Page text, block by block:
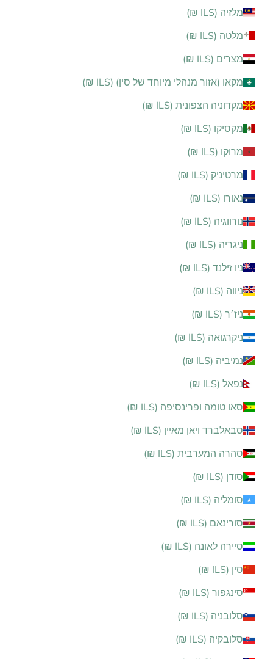
מלזיה (ILS ₪)
מלטה (ILS ₪)
מצרים (ILS ₪)
מקאו (אזור מנהלי מיוחד של סין) (ILS ₪)
מקדוניה הצפונית (ILS ₪)
מקסיקו (ILS ₪)
מרוקו (ILS ₪)
מרטיניק (ILS ₪)
נאורו (ILS ₪)
נורווגיה (ILS ₪)
ניגריה (ILS ₪)
ניו זילנד (ILS ₪)
ניווה (ILS ₪)
ניז׳ר (ILS ₪)
ניקרגואה (ILS ₪)
נמיביה (ILS ₪)
נפאל (ILS ₪)
סאו טומה ופרינסיפה (ILS ₪)
סבאלברד ויאן מאיין (ILS ₪)
סהרה המערבית (ILS ₪)
סודן (ILS ₪)
סומליה (ILS ₪)
סורינאם (ILS ₪)
סיירה לאונה (ILS ₪)
סין (ILS ₪)
סינגפור (ILS ₪)
סלובניה (ILS ₪)
סלובקיה (ILS ₪)